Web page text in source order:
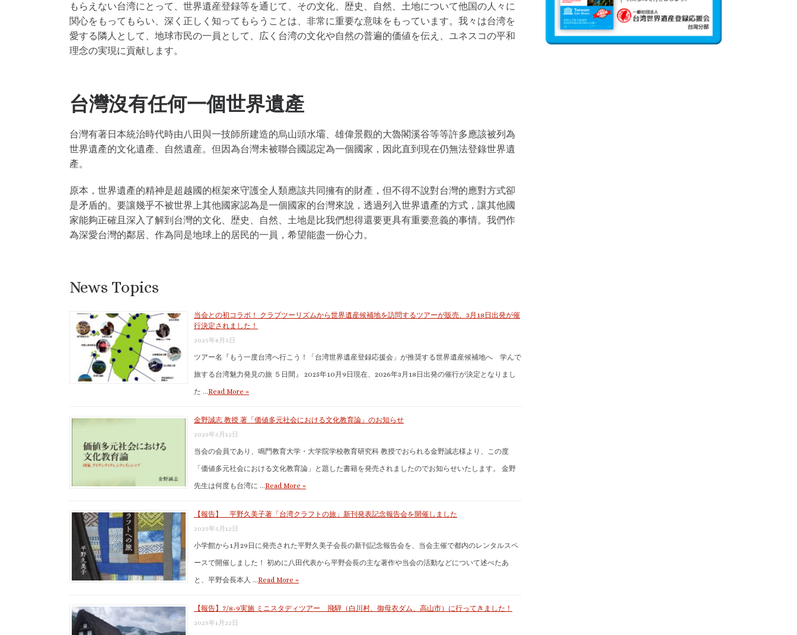
もらえない台湾にとって、世界遺産登録等を通じて、その文化、歴史、自然、土地について他国の人々に
関心をもってもらい、深く正しく知ってもらうことは、非常に重要な意味をもっています。我々は台湾を
愛する隣人として、地球市民の一員として、広く台湾の文化や自然の普遍的価値を伝え、ユネスコの平和
理念の実現に貢献します。
台灣沒有任何一個世界遺產
台灣有著日本統治時代時由八田與一技師所建造的烏山頭水壩、雄偉景觀的大魯閣溪谷等等許多應該被列為
世界遺產的文化遺產、自然遺産。但因為台灣未被聯合國認定為一個國家，因此直到現在仍無法登錄世界遺
產。
原本，世界遺產的精神是超越國的框架來守護全人類應該共同擁有的財產，但不得不說對台灣的應對方式卻
是矛盾的。要讓幾乎不被世界上其他國家認為是一個國家的台灣來說，透過列入世界遺產的方式，讓其他國
家能夠正確且深入了解到台灣的文化、歴史、自然、土地是比我們想得還要更具有重要意義的事情。我們作
為深愛台灣的鄰居、作為同是地球上的居民的一員，希望能盡一份心力。
News Topics
当会との初コラボ！ クラブツーリズムから世界遺産候補地を訪問するツアーが販売、3月18日出発が催
行決定されました！
2025年8月5日
ツアー名『もう一度台湾へ行こう！「台湾世界遺産登録応援会」が推奨する世界遺産候補地へ 学んで
旅する台湾魅力発見の旅 ５日間』 2025年10月9日現在、2026年3月18日出発の催行が決定となりまし
た …Read More »
金野誠志 教授 著「価値多元社会における文化教育論」のお知らせ
2025年5月12日
当会の会員であり、鳴門教育大学・大学院学校教育研究科 教授でおられる金野誠志様より、この度
「価値多元社会における文化教育論」と題した書籍を発売されましたのでお知らせいたします。 金野
先生は何度も台湾に …Read More »
【報告】 平野久美子著「台湾クラフトの旅」新刊発表記念報告会を開催しました
2025年5月12日
小学館から1月29日に発売された平野久美子会長の新刊記念報告会を、当会主催で都内のレンタルスペ
ースで開催しました！ 初めに八田代表から平野会長の主な著作や当会の活動などについて述べたあ
と、平野会長本人 …Read More »
【報告】7/8-9実施 ミニスタディツアー 飛騨（白川村、御母衣ダム、高山市）に行ってきました！
2025年1月22日